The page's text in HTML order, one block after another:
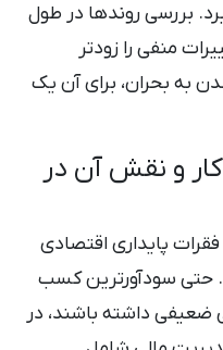
بررسی روندها در طول
منفی را زودتر
به بحران، برای آن یک
و نقش آن در
پایداری اقتصادی
سودآورترین کسب
ضعیفی داشته باشند، در